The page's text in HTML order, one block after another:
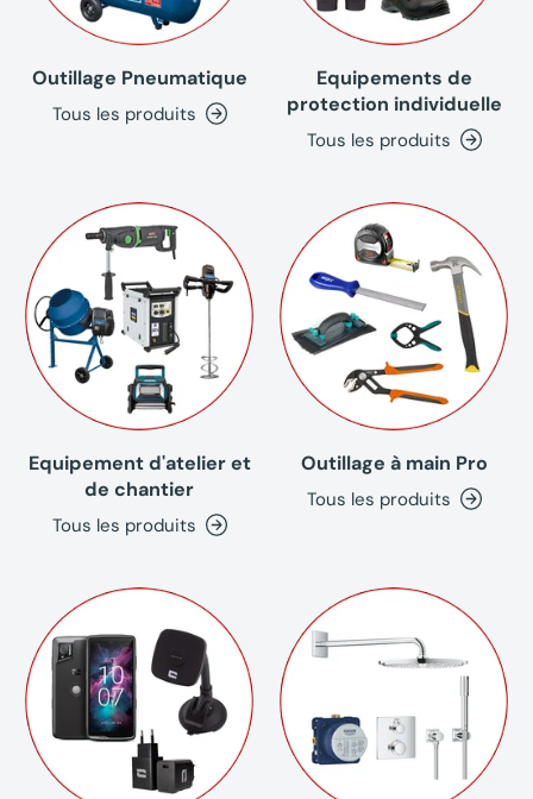
Outillage Pneumatique
Tous les produits
Equipements de
protection individuelle
Tous les produits
Equipement d'atelier et
de chantier
Tous les produits
Outillage à main Pro
Tous les produits